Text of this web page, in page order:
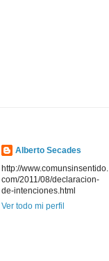
Alberto Secades
http://www.comunsinsentido.
com/2011/08/declaracion-
de-intenciones.html
Ver todo mi perfil